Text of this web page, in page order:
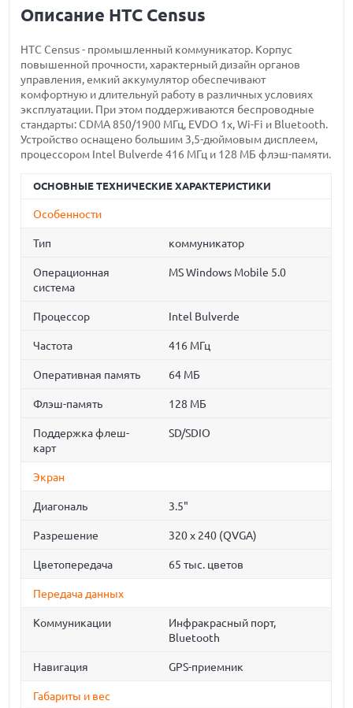
Описание HTC Census
HTC Census - промышленный коммуникатор. Корпус
повышенной прочности, характерный дизайн органов
управления, емкий аккумулятор обеспечивают
комфортную и длительнуй работу в различных условиях
эксплуатации. При этом поддерживаются беспроводные
стандарты: CDMA 850/1900 МГц, EVDO 1x, Wi-Fi и Bluetooth.
Устройство оснащено большим 3,5-дюймовым дисплеем,
процессором Intel Bulverde 416 МГц и 128 МБ флэш-памяти.
ОСНОВНЫЕ ТЕХНИЧЕСКИЕ ХАРАКТЕРИСТИКИ
Особенности
Тип коммуникатор
Операционная
система
MS Windows Mobile 5.0
Процессор Intel Bulverde
Частота 416 МГц
Оперативная память 64 МБ
Флэш-память 128 МБ
Поддержка флеш-
карт
SD/SDIO
Экран
Диагональ 3.5"
Разрешение 320 x 240 (QVGA)
Цветопередача 65 тыс. цветов
Передача данных
Коммуникации
Инфракрасный порт,
Bluetooth
Навигация GPS-приемник
Габариты и вес